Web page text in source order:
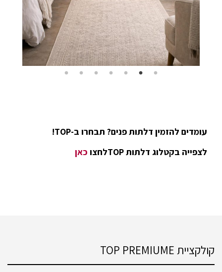
עומדים להזמין דלתות פנים? תבחרו ב-TOP!
לצפייה בקטלוג דלתות TOPלחצו
כאן
קולקציית TOP PREMIUME